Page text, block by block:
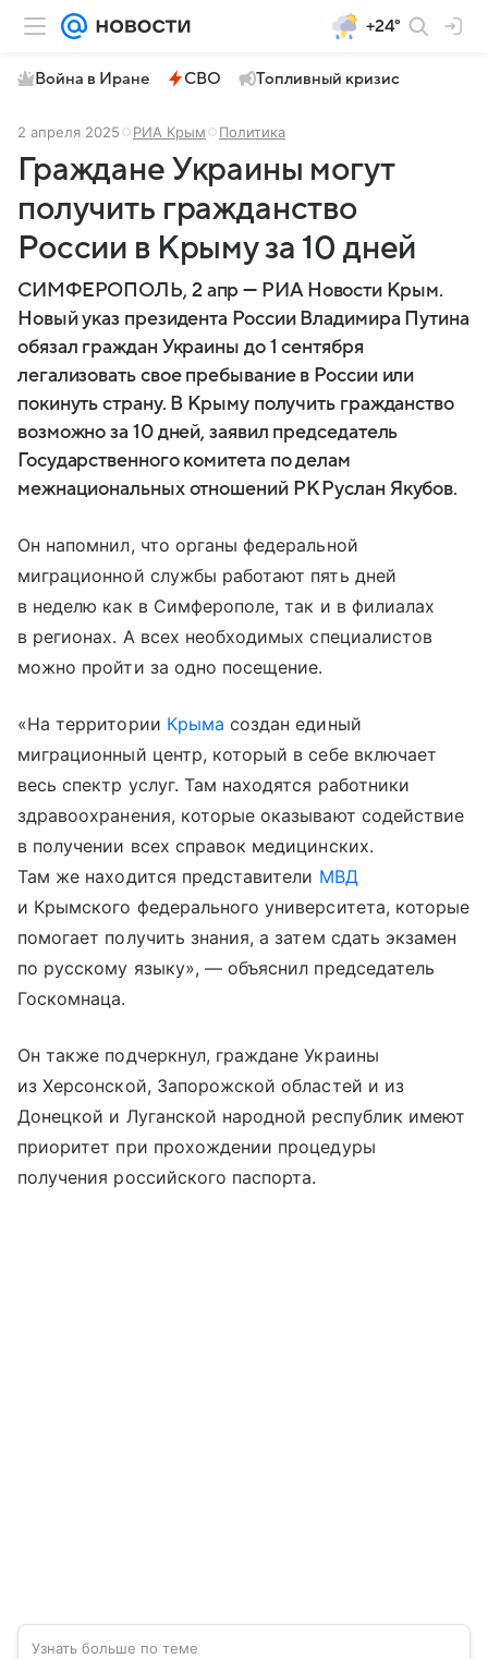
+24°
Война в Иране СВО Топливный кризис
2 апреля 2025 РИА Крым Политика
Граждане Украины могут
получить гражданство
России в Крыму за 10 дней
СИМФЕРОПОЛЬ, 2 апр — РИА Новости Крым.
Новый указ президента России Владимира Путина
обязал граждан Украины до 1 сентября
легализовать свое пребывание в России или
покинуть страну. В Крыму получить гражданство
возможно за 10 дней, заявил председатель
Государственного комитета по делам
межнациональных отношений РК Руслан Якубов.
Он напомнил, что органы федеральной
миграционной службы работают пять дней
в неделю как в Симферополе, так и в филиалах
в регионах. А всех необходимых специалистов
можно пройти за одно посещение.
«На территории Крыма создан единый
миграционный центр, который в себе включает
весь спектр услуг. Там находятся работники
здравоохранения, которые оказывают содействие
в получении всех справок медицинских.
Там же находится представители МВД
и Крымского федерального университета, которые
помогает получить знания, а затем сдать экзамен
по русскому языку», — объяснил председатель
Госкомнаца.
Он также подчеркнул, граждане Украины
из Херсонской, Запорожской областей и из
Донецкой и Луганской народной республик имеют
приоритет при прохождении процедуры
получения российского паспорта.
Узнать больше по теме